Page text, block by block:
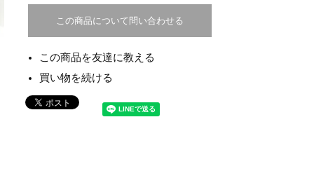
この商品について問い合わせる
この商品を友達に教える
買い物を続ける